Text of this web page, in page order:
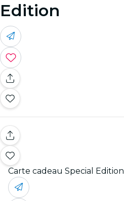
Edition
Carte cadeau Special Edition